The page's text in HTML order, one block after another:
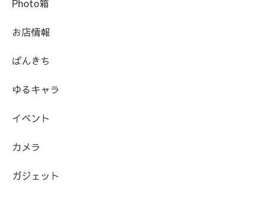
Photo箱
お店情報
ぱんきち
ゆるキャラ
イベント
カメラ
ガジェット